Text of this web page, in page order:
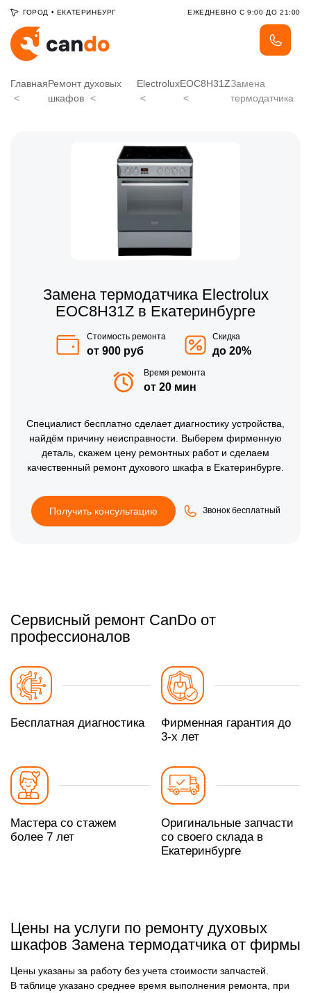
ГОРОД • ЕКАТЕРИНБУРГ ЕЖЕДНЕВНО С 9:00 ДО 21:00
ГлавнаяРемонт духовых
шкафов
ElectroluxEOC8H31ZЗамена
термодатчика
Замена термодатчика Electrolux
EOC8H31Z в Екатеринбурге
Стоимость ремонта
от 900 руб
Скидка
до 20%
Время ремонта
от 20 мин
Специалист бесплатно сделает диагностику устройства,
найдём причину неисправности. Выберем фирменную
деталь, скажем цену ремонтных работ и сделаем
качественный ремонт духового шкафа в Екатеринбурге.
Получить консультацию Звонок бесплатный
Сервисный ремонт CanDo от
профессионалов
Бесплатная диагностика
Фирменная гарантия до
3-х лет
Мастера со стажем
более 7 лет
Оригинальные запчасти
со своего склада в
Екатеринбурге
Цены на услуги по ремонту духовых
шкафов Замена термодатчика от фирмы
Цены указаны за работу без учета стоимости запчастей.
В таблице указано среднее время выполнения ремонта, при